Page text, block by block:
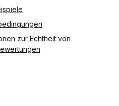
zur Echtheit von